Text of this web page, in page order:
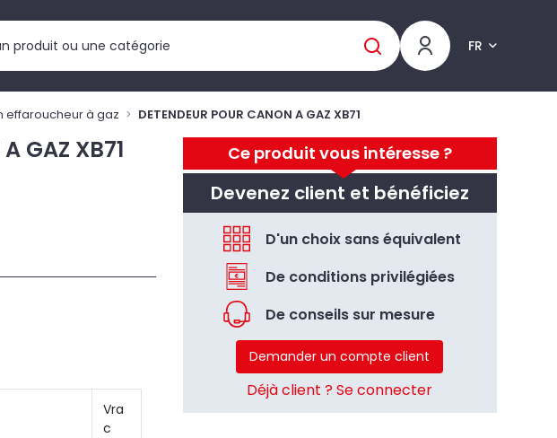
FR
effaroucheur à gaz DETENDEUR POUR CANON A GAZ XB71
Ce produit vous intéresse ?
Devenez client et bénéficiez
D'un choix sans équivalent
De conditions privilégiées
De conseils sur mesure
Demander un compte client
Déjà client ? Se connecter
GAZ XB71
Vra
c